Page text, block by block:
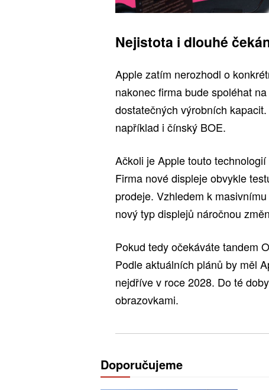
Nejistota i dlouhé
Apple zatím nerozhodl o
nakonec firma bude spoléhat
dostatečných výrobních
například i čínský BOE.
Ačkoli je Apple touto
Firma nové displeje obvykle
prodeje. Vzhledem k
nový typ displejů náročnou
Pokud tedy očekáváte tandem
Podle aktuálních plánů by měl
nejdříve v roce 2028. Do té
obrazovkami.
Doporučujeme